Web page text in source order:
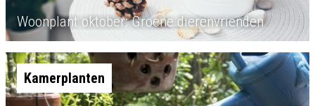
Woonplant oktober: Groene dierenvrienden
Kamerplanten